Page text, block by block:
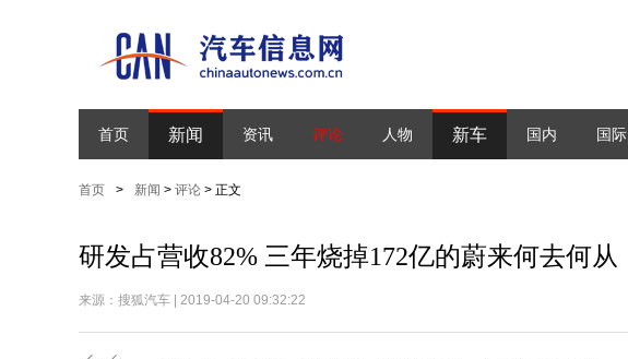
首页 新闻 资讯 评论 人物 新车 国内 国际
首页 > 新闻 > 评论 > 正文
研发占营收82% 三年烧掉172亿的蔚来何去何从
来源：搜狐汽车 | 2019-04-20 09:32:22